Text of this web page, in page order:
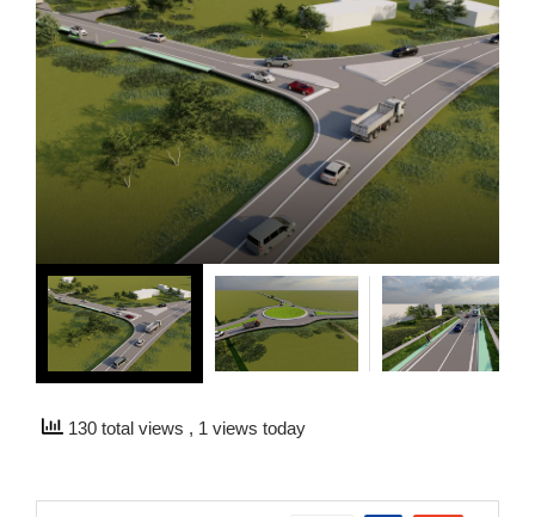
130 total views , 1 views today